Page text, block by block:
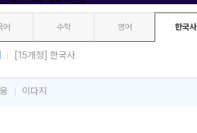
어 수학 영어 한국사
[15개정] 한국사
이다지